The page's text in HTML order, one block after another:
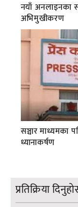
नयाँ अनलाइनका
अभिमुखीकरण
सञ्चार माध्यमका
ध्यानाकर्षण
प्रतिक्रिया